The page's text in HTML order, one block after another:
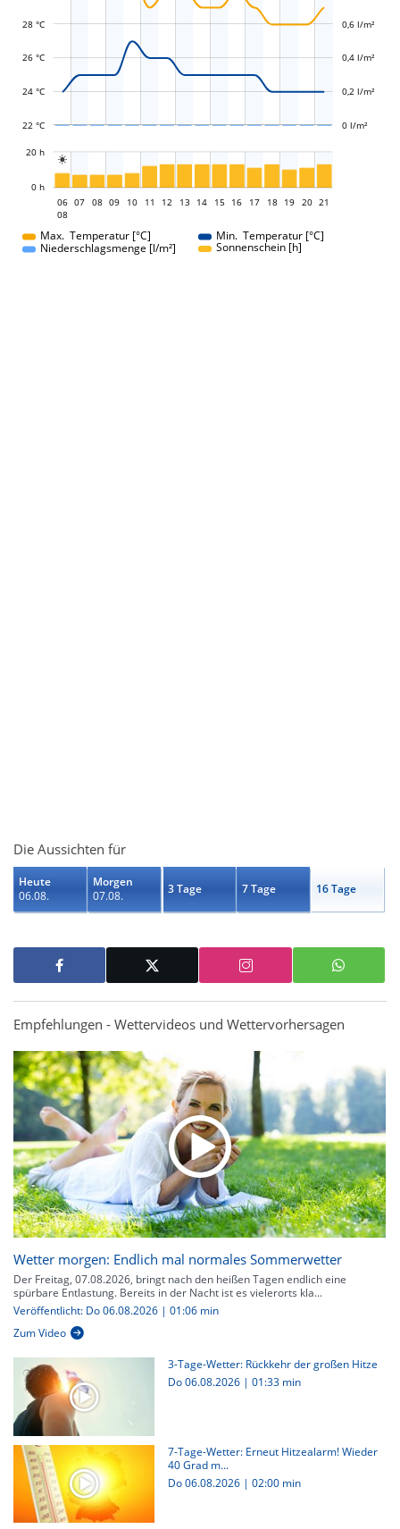
22 °C
24 °C
26 °C
28 °C
0 l/m²
0,2 l/m²
0,4 l/m²
0,6 l/m²

0 h
20 h
06
06
08
07 08 09 10 11 12 13 14 15 16 17 18 19 20 21
Max. Temperatur [°C]
Min. Temperatur [°C]
Niederschlagsmenge [l/m²]
Sonnenschein [h]
Die Aussichten für
Heute
06.08.
Morgen
07.08.
3 Tage 7 Tage 16 Tage
Empfehlungen - Wettervideos und Wettervorhersagen
Wetter morgen: Endlich mal normales Sommerwetter
Der Freitag, 07.08.2026, bringt nach den heißen Tagen endlich eine
spürbare Entlastung. Bereits in der Nacht ist es vielerorts kla...
Veröffentlicht: Do 06.08.2026 | 01:06 min
Zum Video
3-Tage-Wetter: Rückkehr der großen Hitze
Do 06.08.2026 | 01:33 min
7-Tage-Wetter: Erneut Hitzealarm! Wieder
40 Grad m...
Do 06.08.2026 | 02:00 min